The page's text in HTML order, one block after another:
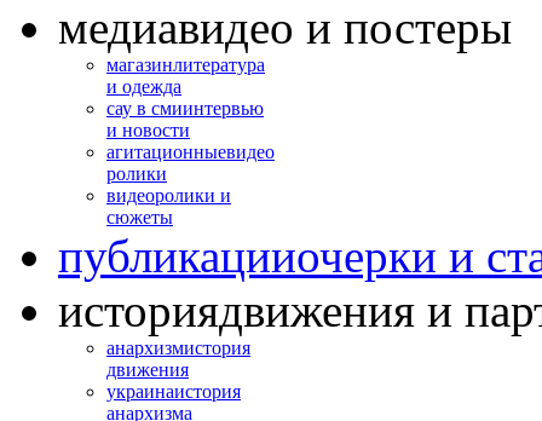
медиавидео и постеры
магазинлитература
и одежда
сау в смиинтервью
и новости
агитационныевидео
ролики
видеоролики и
сюжеты
публикацииочерки и
историядвижения и
анархизмистория
движения
украинаистория
анархизма